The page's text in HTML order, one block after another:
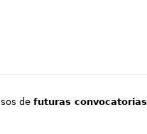
defuturas convocatorias